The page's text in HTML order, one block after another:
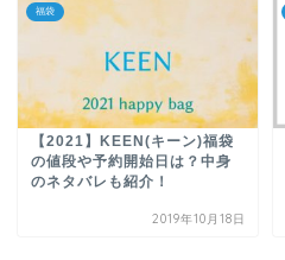
福袋
【2021】KEEN(キーン)福袋
の値段や予約開始日は？中身
のネタバレも紹介！
2019年10月18日